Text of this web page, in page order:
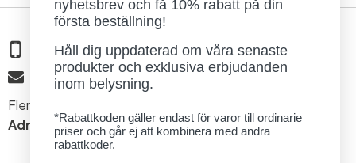
08 - 654 29 00
info@ljusbutik.se
Fler kontaktuppgifter »
Adress:
Kungsholmsgatan 6, 112 27 Stockholm
nyhetsbrev och få 10% rabatt på din
första beställning!
Håll dig uppdaterad om våra senaste
produkter och exklusiva erbjudanden
inom belysning.
*Rabattkoden gäller endast för varor till ordinarie
priser och går ej att kombinera med andra
rabattkoder.